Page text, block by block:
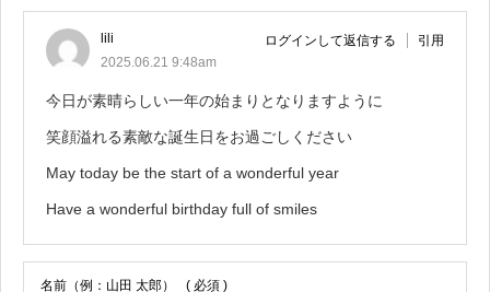
lili
2025.06.21 9:48am
ログインして返信する 引用
今日が素晴らしい一年の始まりとなりますように
笑顔溢れる素敵な誕生日をお過ごしください
May today be the start of a wonderful year
Have a wonderful birthday full of smiles
名前（例：山田 太郎） ( 必須 )